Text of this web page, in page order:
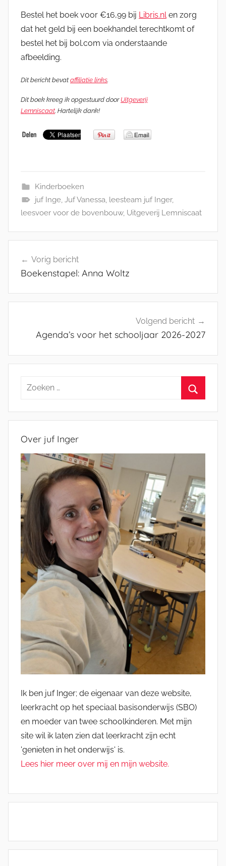
Bestel het boek voor €16,99 bij Libris.nlen zorg
dat het geld bij een boekhandel terechtkomt of
bestel het bij bol.com via onderstaande
afbeelding.
Dit bericht bevat affiliatie links.
Dit boek kreeg ik opgestuurd door Uitgeverij
Lemniscaat. Hartelijk dank!
Kinderboeken
juf Inge, Juf Vanessa, leesteam juf Inger,
leesvoer voor de bovenbouw, Uitgeverij Lemniscaat
navigatie
Vorig bericht
Boekenstapel: Anna Woltz
Volgend bericht
Agenda’s voor het schooljaar 2026-2027
Zoeken
Over juf Inger
Ik ben juf Inger; de eigenaar van deze website,
leerkracht op het speciaal basisonderwijs (SBO)
en moeder van twee schoolkinderen. Met mijn
site wil ik laten zien dat leerkracht zijn echt
'genieten in het onderwijs' is.
Lees hier meer over mij en mijn website.